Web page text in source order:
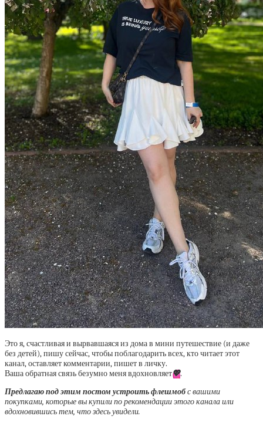
Это я, счастливая и вырвавшаяся из дома в мини путешествие (и даже
без детей), пишу сейчас, чтобы поблагодарить всех, кто читает этот
канал, оставляет комментарии, пишет в личку.
Ваша обратная связь безумно меня вдохновляет💖.
Предлагаю под этим постом устроить флешмобс вашими
покупками, которые вы купили по рекомендации этого канала или
вдохновившись тем, что здесь увидели.